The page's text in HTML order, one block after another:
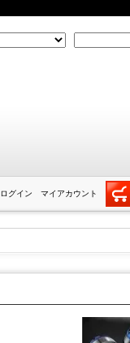
マイアカウント
ログイン